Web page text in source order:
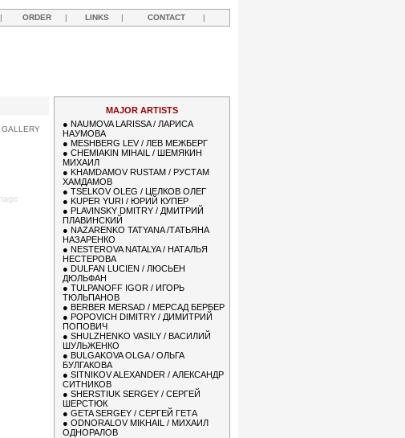
| ORDER | LINKS | CONTACT |
GALLERY
MAJOR ARTISTS
● NAUMOVA LARISSA / ЛАРИСА
НАУМОВА
● MESHBERG LEV / ЛЕВ МЕЖБЕРГ
● CHEMIAKIN MIHAIL / ШЕМЯКИН
МИХАИЛ
● KHAMDAMOV RUSTAM / РУСТАМ
ХАМДАМОВ
● TSELKOV OLEG / ЦЕЛКОВ ОЛЕГ
● KUPER YURI / ЮРИЙ КУПЕР
● PLAVINSKY DMITRY / ДМИТРИЙ
ПЛАВИНСКИЙ
● NAZARENKO TATYANA /ТАТЬЯНА
НАЗАРЕНКО
● NESTEROVA NATALYA / НАТАЛЬЯ
НЕСТЕРОВА
● DULFAN LUCIEN / ЛЮСЬЕН
ДЮЛЬФАН
● TULPANOFF IGOR / ИГОРЬ
ТЮЛЬПАНОВ
● BERBER MERSAD / МЕРСАД БЕРБЕР
● POPOVICH DIMITRY / ДИМИТРИЙ
ПОПОВИЧ
● SHULZHENKO VASILY / ВАСИЛИЙ
ШУЛЬЖЕНКО
● BULGAKOVA OLGA / ОЛЬГА
БУЛГАКОВА
● SITNIKOV ALEXANDER / АЛЕКСАНДР
СИТНИКОВ
● SHERSTIUK SERGEY / СЕРГЕЙ
ШЕРСТЮК
● GETA SERGEY / СЕРГЕЙ ГЕТА
● ODNORALOV MIKHAIL / МИХАИЛ
ОДНОРАЛОВ